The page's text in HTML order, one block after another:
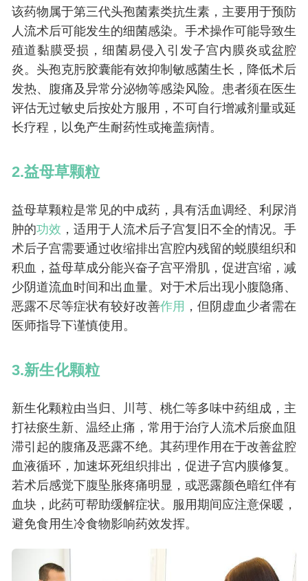
该药物属于第三代头孢菌素类抗生素，主要用于预防
人流术后可能发生的细菌感染。手术操作可能导致生
殖道黏膜受损，细菌易侵入引发子宫内膜炎或盆腔
炎。头孢克肟胶囊能有效抑制敏感菌生长，降低术后
发热、腹痛及异常分泌物等感染风险。患者须在医生
评估无过敏史后按处方服用，不可自行增减剂量或延
长疗程，以免产生耐药性或掩盖病情。
2.益母草颗粒
益母草颗粒是常见的中成药，具有活血调经、利尿消
肿的功效 ，适用于人流术后子宫复旧不全的情况。手
术后子宫需要通过收缩排出宫腔内残留的蜕膜组织和
积血，益母草成分能兴奋子宫平滑肌，促进宫缩，减
少阴道流血时间和出血量。对于术后出现小腹隐痛、
恶露不尽等症状有较好改善作用 ，但阴虚血少者需在
医师指导下谨慎使用。
3.新生化颗粒
新生化颗粒由当归、川芎、桃仁等多味中药组成，主
打祛瘀生新、温经止痛，常用于治疗人流术后瘀血阻
滞引起的腹痛及恶露不绝。其药理作用在于改善盆腔
血液循环，加速坏死组织排出，促进子宫内膜修复。
若术后感觉下腹坠胀疼痛明显，或恶露颜色暗红伴有
血块，此药可帮助缓解症状。服用期间应注意保暖，
避免食用生冷食物影响药效发挥。